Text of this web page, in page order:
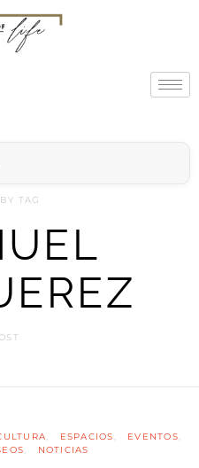
TAG
ESPACIOS
EVENTOS
NOTICIAS